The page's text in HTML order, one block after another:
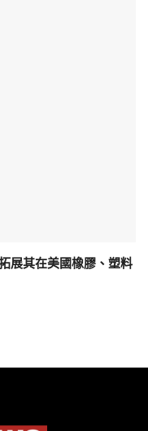
展其在美國橡膠、塑料